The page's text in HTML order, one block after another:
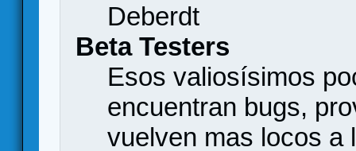
Deberdt
Beta Testers
Esos valiosísimos
encuentran bugs,
vuelven mas locos a